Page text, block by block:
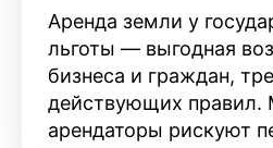
Аренда земли у
льготы — выгодная
бизнеса и граждан,
действующих правил.
арендаторы рискуют